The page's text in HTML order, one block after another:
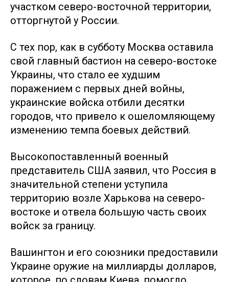
участком северо-восточной территории,
отторгнутой у России.
С тех пор, как в субботу Москва оставила
свой главный бастион на северо-востоке
Украины, что стало ее худшим
поражением с первых дней войны,
украинские войска отбили десятки
городов, что привело к ошеломляющему
изменению темпа боевых действий.
Высокопоставленный военный
представитель США заявил, что Россия в
значительной степени уступила
территорию возле Харькова на северо-
востоке и отвела большую часть своих
войск за границу.
Вашингтон и его союзники предоставили
Украине оружие на миллиарды долларов,